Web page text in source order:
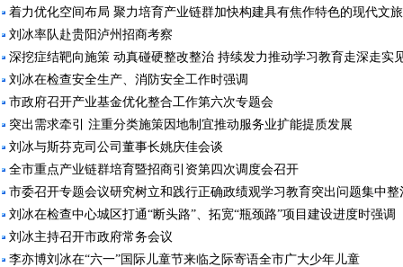
着力优化空间布局 聚力培育产业链群加快构建具有焦作特色的现代文
刘冰率队赴贵阳泸州招商考察
深挖症结靶向施策 动真碰硬整改整治 持续发力推动学习教育走深走实
刘冰在检查安全生产、消防安全工作时强调
市政府召开产业基金优化整合工作第六次专题会
突出需求牵引 注重分类施策因地制宜推动服务业扩能提质发展
刘冰与斯芬克司公司董事长姚庆佳会谈
全市重点产业链群培育暨招商引资第四次调度会召开
市委召开专题会议研究树立和践行正确政绩观学习教育突出问题集中整
刘冰在检查中心城区打通“断头路”、拓宽“瓶颈路”项目建设进度时强调
刘冰主持召开市政府常务会议
李亦博刘冰在“六一”国际儿童节来临之际寄语全市广大少年儿童